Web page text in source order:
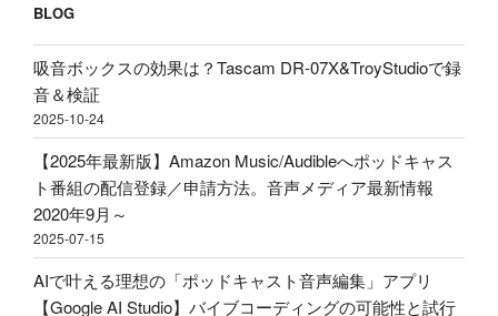
き」
理
由、
BGM
音
量
ど
の
く
ら
い
に
こ
し
＆
分
析
テ
ス
ト！
音
声
収
録
2600
円
で
ロ
ー
プ
ロ
フ
ァ
イ
ル！？
配
BLOG
吸音ボックスの効果は？Tascam DR-07X&TroyStudioで録
音＆検証
2025-10-24
【2025年最新版】Amazon Music/Audibleへポッドキャス
ト番組の配信登録／申請方法。音声メディア最新情報
2020年9月～
2025-07-15
AIで叶える理想の「ポッドキャスト音声編集」アプリ
【Google AI Studio】バイブコーディングの可能性と試行